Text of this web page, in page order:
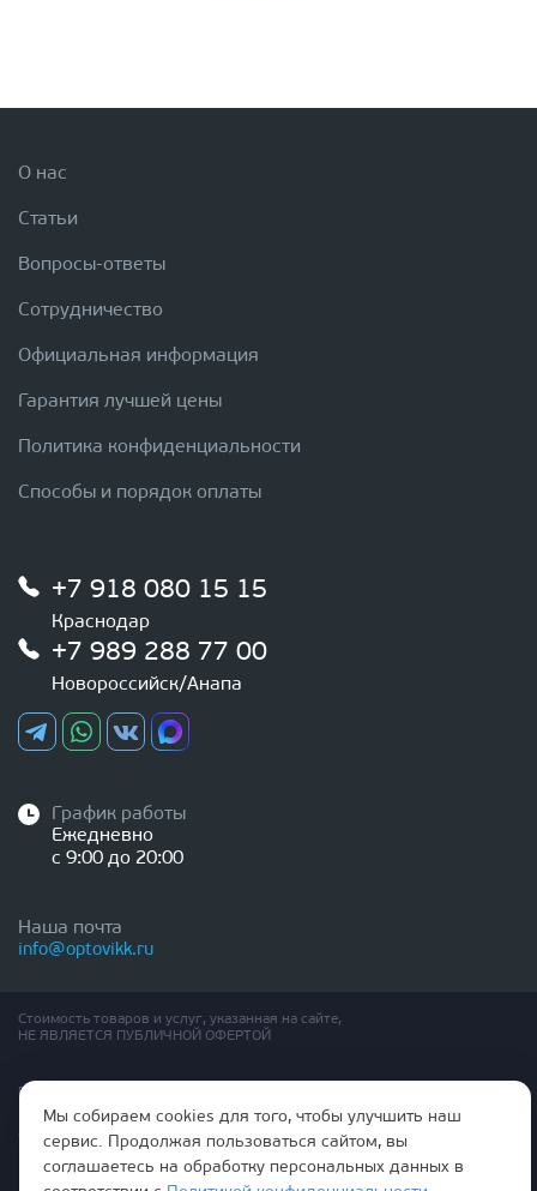
О нас
Статьи
Вопросы-ответы
Сотрудничество
Официальная информация
Гарантия лучшей цены
Политика конфиденциальности
Способы и порядок оплаты
+7 918 080 15 15
Краснодар
+7 989 288 77 00
Новороссийск/Анапа
График работы
Ежедневно
с 9:00 до 20:00
Наша почта
info@optovikk.ru
Стоимость товаров и услуг, указанная на сайте,
НЕ ЯВЛЯЕТСЯ ПУБЛИЧНОЙ ОФЕРТОЙ
Правила эксплутации входных и межкомнатных дверей
Политика обработки персональных данных
Согласие на обработку персональных данных
Мы собираем cookies для того, чтобы улучшить наш
сервис. Продолжая пользоваться сайтом, вы
соглашаетесь на обработку персональных данных в